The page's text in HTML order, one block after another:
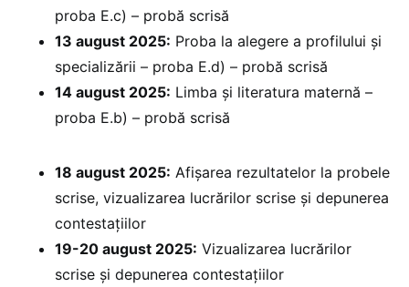
proba E.c) – probă scrisă
13 august 2025: Proba la alegere a profilului și
specializării – proba E.d) – probă scrisă
14 august 2025: Limba și literatura maternă –
proba E.b) – probă scrisă
18 august 2025: Afișarea rezultatelor la probele
scrise, vizualizarea lucrărilor scrise și depunerea
contestațiilor
19-20 august 2025: Vizualizarea lucrărilor
scrise și depunerea contestațiilor